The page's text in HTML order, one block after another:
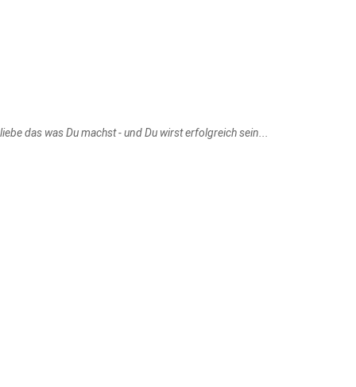
liebe das was Du machst - und Du wirst erfolgreich sein...